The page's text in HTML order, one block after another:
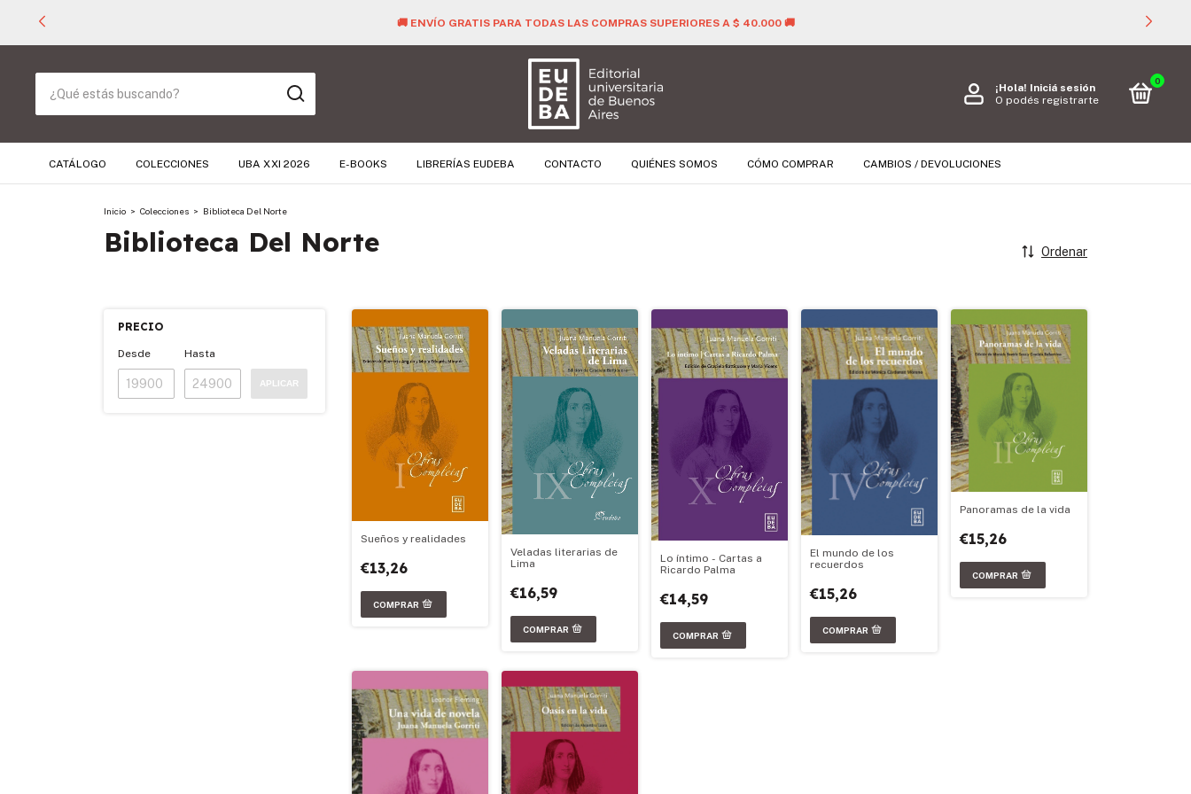
🚚 ENVÍO GRATIS PARA TODAS LAS COMPRAS SUPERIORES A $ 40.000 🚚
¡Hola! Iniciá sesión
O podés registrarte
0
CATÁLOGO COLECCIONES UBA XXI 2026 E-BOOKS LIBRERÍAS EUDEBA CONTACTO QUIÉNES SOMOS CÓMO COMPRAR CAMBIOS / DEVOLUCIONES
Inicio > Colecciones > Biblioteca Del Norte
Biblioteca Del Norte Ordenar
PRECIO
Desde Hasta
APLICAR
Sueños y realidades
€13,26
Veladas literarias de
Lima
€16,59
Lo íntimo - Cartas a
Ricardo Palma
€14,59
El mundo de los
recuerdos
€15,26
Panoramas de la vida
€15,26